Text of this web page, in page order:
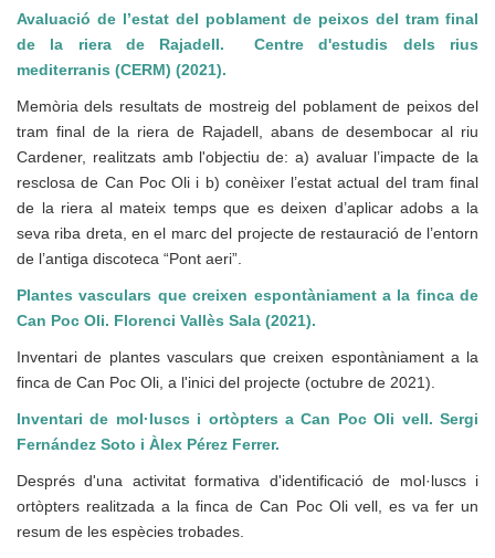
Avaluació de l’estat del poblament de peixos del tram final
de la riera de Rajadell. Centre d'estudis dels rius
mediterranis (CERM) (2021).
Memòria dels resultats de mostreig del poblament de peixos del
tram final de la riera de Rajadell, abans de desembocar al riu
Cardener, realitzats amb l'objectiu de: a) avaluar l’impacte de la
resclosa de Can Poc Oli i b) conèixer l’estat actual del tram final
de la riera al mateix temps que es deixen d’aplicar adobs a la
seva riba dreta, en el marc del projecte de restauració de l’entorn
de l’antiga discoteca “Pont aeri”.
Plantes vasculars que creixen espontàniament a la finca de
Can Poc Oli. Florenci Vallès Sala (2021).
Inventari de plantes vasculars que creixen espontàniament a la
finca de Can Poc Oli, a l'inici del projecte (octubre de 2021).
Inventari de mol·luscs i ortòpters a Can Poc Oli vell. Sergi
Fernández Soto i Àlex Pérez Ferrer.
Després d'una activitat formativa d'identificació de mol·luscs i
ortòpters realitzada a la finca de Can Poc Oli vell, es va fer un
resum de les espècies trobades.